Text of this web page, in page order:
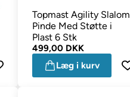
Topmast Agility Slalom
Pinde Med Støtte i
Plast 6 Stk
499,00 DKK
Læg i kurv